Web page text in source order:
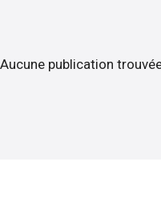
Aucune publication